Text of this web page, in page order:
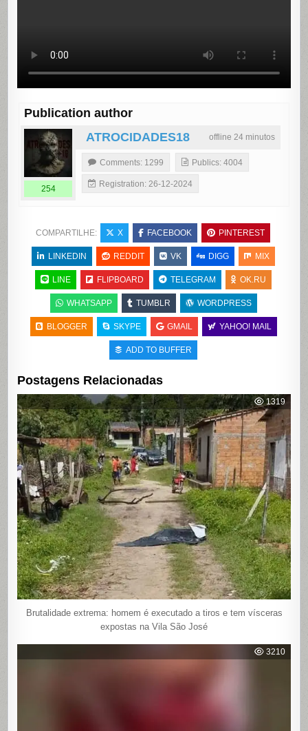
Publication author
offline 24 minutos
ATROCIDADES18
254
Comments: 1299 Publics: 4004
Registration: 26-12-2024
COMPARTILHE: X FACEBOOK PINTEREST
LINKEDIN REDDIT VK DIGG MIX
LINE FLIPBOARD TELEGRAM OK.RU
WHATSAPP TUMBLR WORDPRESS
BLOGGER SKYPE GMAIL YAHOO! MAIL
ADD TO BUFFER
Postagens Relacionadas
1319
Brutalidade extrema: homem é executado a tiros e tem vísceras
expostas na Vila São José
3210